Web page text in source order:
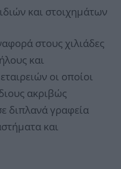
και στοιχημάτων
στους χιλιάδες
και
οι οποίοι
ακριβώς
διπλανά γραφεία
και